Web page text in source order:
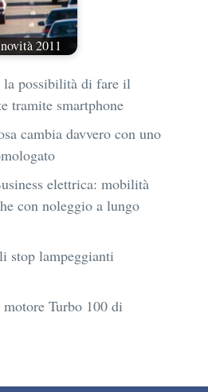
2011
la possibilità di fare il
tramite smartphone
cambia davvero con uno
elettrica: mobilità
con noleggio a lungo
stop lampeggianti
Turbo 100 di